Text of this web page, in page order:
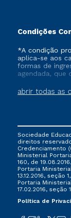
Condições
abrir todas as
*A condição
aplica-se aos
formas de
agendada, que
que ainda não
cancelado ou
FIES, Prouni e
não se
ofertada pela
Sociedade
direitos
Credenciamento
Ministerial
160, de
Portaria Ministerial
13.12.2016, seção
Portaria
17.02.2016, seção
Política de